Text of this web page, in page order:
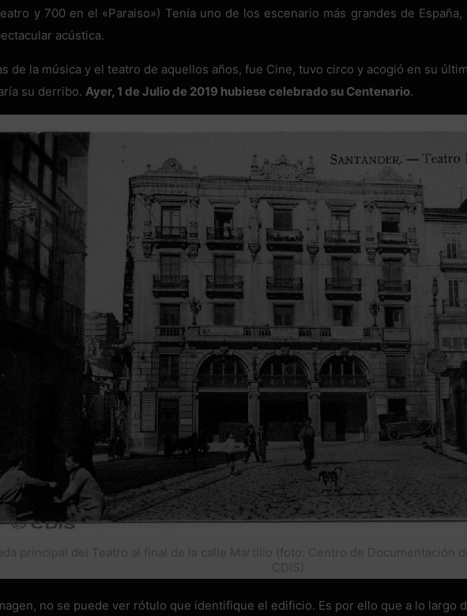
y 700 en el «Paraiso») Tenía uno de los escenario más grandes de
acústica.
de la música y el teatro de aquellos años, fue Cine, tuvo circo y acogió en su
su derribo.Ayer, 1 de Julio de 2019 hubiese celebrado su Centenario.
principal del Teatro al final de la calle Martillo (foto: Centro de Documentación
CDIS).
no se puede ver rótulo que identifique el edificio. Es por ello que a lo